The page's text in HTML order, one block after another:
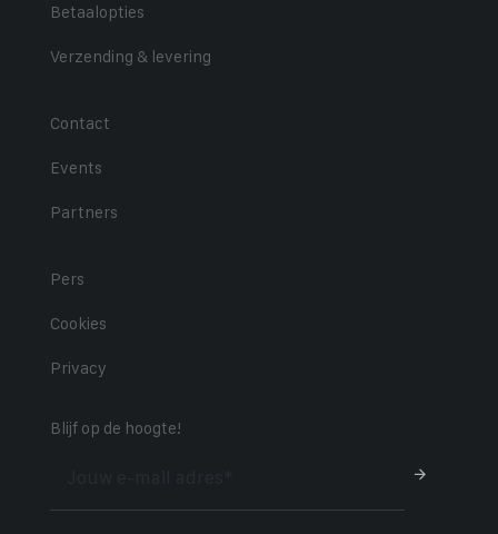
Betaalopties
Verzending & levering
Contact
Events
Partners
Pers
Cookies
Privacy
Blijf op de hoogte!